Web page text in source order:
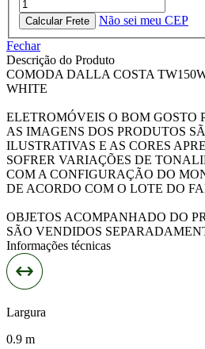
Não sei meu CEP
Fechar
Descrição do Produto
COMODA DALLA COSTA
WHITE
ELETROMÓVEIS O BOM GOSTO
AS IMAGENS DOS PRODUTOS
ILUSTRATIVAS E AS CORES
SOFRER VARIAÇÕES DE
COM A CONFIGURAÇÃO DO
DE ACORDO COM O LOTE DO
OBJETOS ACOMPANHADO DO
SÃO VENDIDOS
Informações técnicas
Largura
0.9 m